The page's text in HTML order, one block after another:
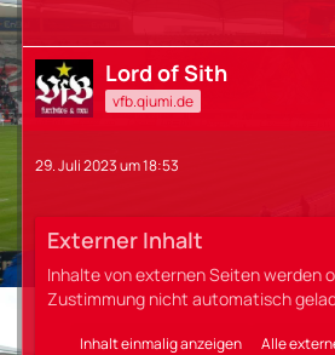
Lord of Sith
vfb.qiumi.de
29. Juli 2023 um 18:53
Externer Inhalt
Inhalte von externen Seiten werden
Zustimmung nicht automatisch
Inhalt einmalig anzeigen Alle